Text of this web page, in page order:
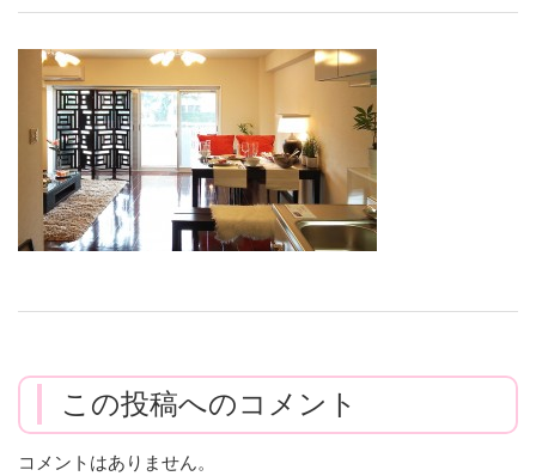
この投稿へのコメント
コメントはありません。